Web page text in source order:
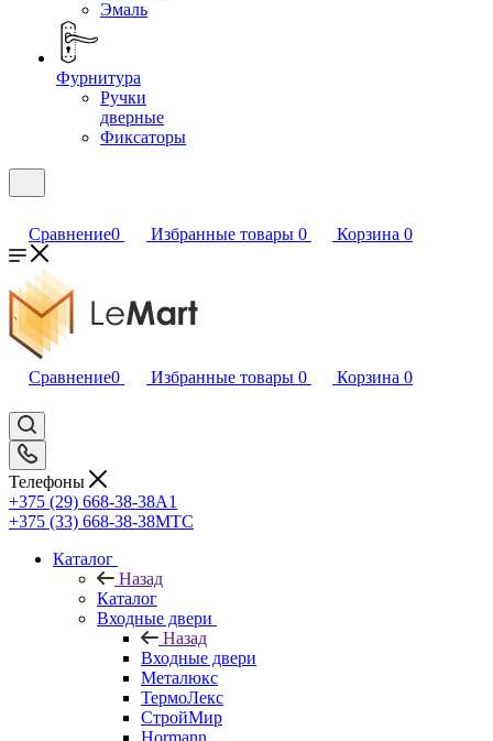
Эмаль
Фурнитура
Ручки
дверные
Фиксаторы
Сравнение0 Избранные товары 0 Корзина 0
Сравнение0 Избранные товары 0 Корзина 0
Телефоны
+375 (29) 668-38-38A1
+375 (33) 668-38-38МТС
Каталог
Назад
Каталог
Входные двери
Назад
Входные двери
Металюкс
ТермоЛекс
СтройМир
Hormann